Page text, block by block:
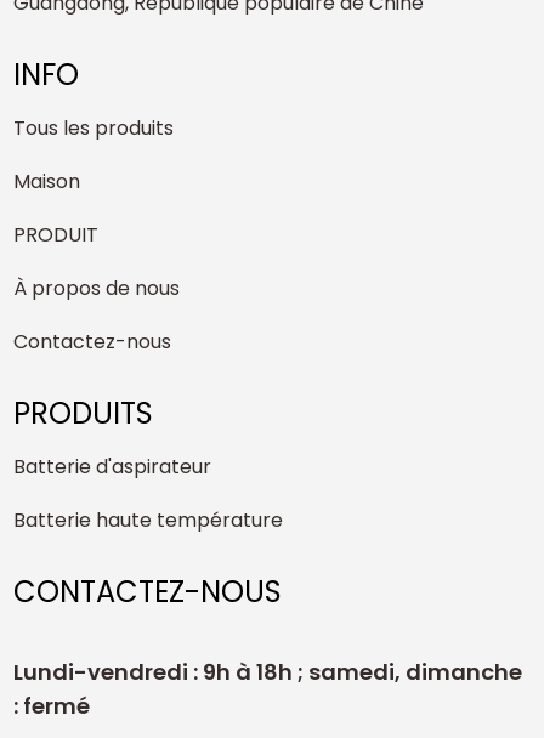
INFO
Tous les produits
Maison
PRODUIT
À propos de nous
Contactez-nous
PRODUITS
Batterie d'aspirateur
Batterie haute température
CONTACTEZ-NOUS
Lundi-vendredi : 9h à 18h ; samedi, dimanche
: fermé